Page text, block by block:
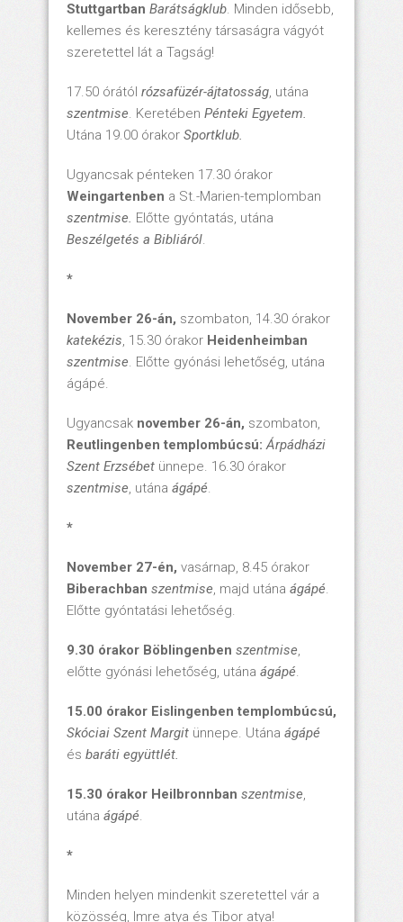
Stuttgartban Barátságklub. Minden idősebb,
kellemes és keresztény társaságra vágyót
szeretettel lát a Tagság!
17.50 órától rózsafüzér-ájtatosság, utána
szentmise. Keretében Pénteki Egyetem.
Utána 19.00 órakor Sportklub.
Ugyancsak pénteken 17.30 órakor
Weingartenben a St.-Marien-templomban
szentmise. Előtte gyóntatás, utána
Beszélgetés a Bibliáról.
*
November 26-án, szombaton, 14.30 órakor
katekézis, 15.30 órakor Heidenheimban
szentmise. Előtte gyónási lehetőség, utána
ágápé.
Ugyancsak november 26-án, szombaton,
Reutlingenben templombúcsú:Árpádházi
Szent Erzsébet ünnepe. 16.30 órakor
szentmise, utána ágápé.
*
November 27-én, vasárnap, 8.45 órakor
Biberachban szentmise, majd utána ágápé.
Előtte gyóntatási lehetőség.
9.30 órakor Böblingenben szentmise,
előtte gyónási lehetőség, utána ágápé.
15.00 órakor Eislingenben templombúcsú,
Skóciai Szent Margit ünnepe. Utána ágápé
és baráti együttlét.
15.30 órakor Heilbronnban szentmise,
utána ágápé.
*
Minden helyen mindenkit szeretettel vár a
közösség, Imre atya és Tibor atya!